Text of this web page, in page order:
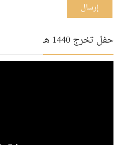
إرسال
حفل تخرج 1440 هـ